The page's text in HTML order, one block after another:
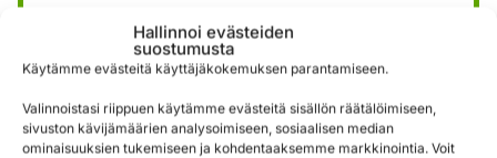
Hallinnoi evästeiden
suostumusta
Käytämme evästeitä käyttäjäkokemuksen parantamiseen.
Valinnoistasi riippuen käytämme evästeitä sisällön räätälöimiseen,
sivuston kävijämäärien analysoimiseen, sosiaalisen median
ominaisuuksien tukemiseen ja kohdentaaksemme markkinointia. Voit
Lähetä